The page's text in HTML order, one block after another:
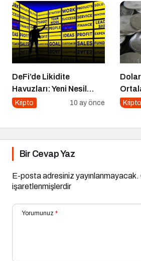
DeFi’de Likidite
Havuzları: Yeni Nesil
Finansın Kalbi
Kripto 10 ay önce Kripto
Bir Cevap Yaz
E-posta adresiniz yayınlanmayacak.
işaretlenmişlerdir
Yorumunuz *